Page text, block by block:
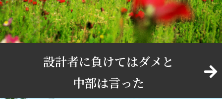
設計者に負けてはダメと
中部は言った